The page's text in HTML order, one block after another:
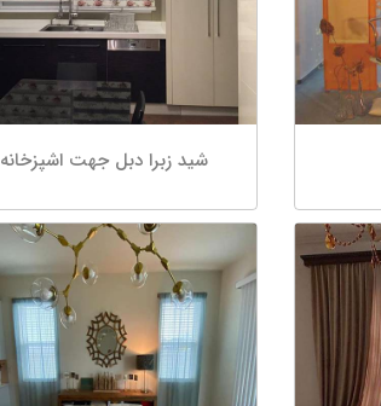
شید زبرا دبل جهت اشپزخانه